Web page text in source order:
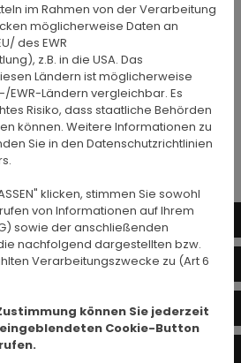
im Rahmen von der Verarbeitung
möglicherweise Daten an
des EWR
z.B. in die USA. Das
Ländern ist möglicherweise
EWR-Ländern vergleichbar. Es
Risiko, dass staatliche Behörden
können. Weitere Informationen zu
Sie in den Datenschutzrichtlinien
klicken, stimmen Sie sowohl
von Informationen auf Ihrem
sowie der anschließenden
nachfolgend dargestellten bzw.
Verarbeitungszwecke zu (Art 6
können Sie jederzeit
Cookie-Button